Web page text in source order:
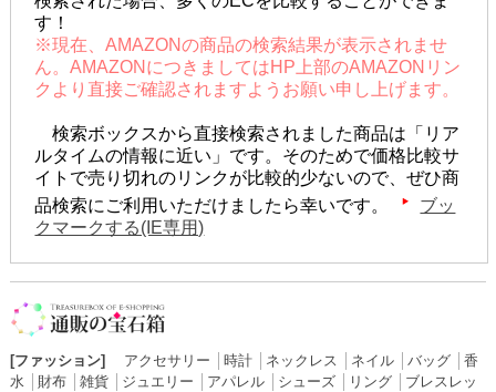
す！
※現在、AMAZONの商品の検索結果が表示されませ
ん。AMAZONにつきましてはHP上部のAMAZONリン
クより直接ご確認されますようお願い申し上げます。
検索ボックスから直接検索されました商品は「リア
ルタイムの情報に近い」です。そのためで価格比較サ
イトで売り切れのリンクが比較的少ないので、ぜひ商
品検索にご利用いただけましたら幸いです。
ブッ
クマークする(IE専用)
[ファッション] アクセサリー 時計│ ネックレス ネイル│ バッグ│ 香
水
財布│ 雑貨│ ジュエリー アパレル│ シューズ│ リング│ ブレスレッ